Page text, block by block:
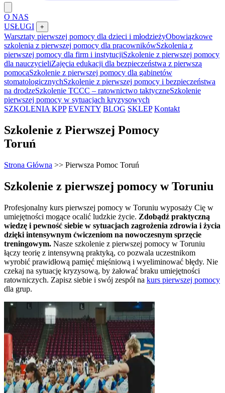
O NAS
USŁUGI
+
Warsztaty pierwszej pomocy dla dzieci i młodzieżyObowiązkowe
szkolenia z pierwszej pomocy dla pracownikówSzkolenia z
pierwszej pomocy dla firm i instytucjiSzkolenie z pierwszej pomocy
dla nauczycieliZajęcia edukacji dla bezpieczeństwa z pierwszą
pomocąSzkolenie z pierwszej pomocy dla gabinetów
stomatologicznychSzkolenie z pierwszej pomocy i bezpieczeństwa
na drodzeSzkolenie TCCC – ratownictwo taktyczneSzkolenie
pierwszej pomocy w sytuacjach kryzysowych
SZKOLENIA KPP EVENTY BLOG SKLEP Kontakt
Szkolenie z Pierwszej Pomocy
Toruń
Strona Główna >> Pierwsza Pomoc Toruń
Szkolenie z pierwszej pomocy w Toruniu
Profesjonalny kurs pierwszej pomocy w Toruniu wyposaży Cię w
umiejętności mogące ocalić ludzkie życie. Zdobądź praktyczną
wiedzę i pewność siebie w sytuacjach zagrożenia zdrowia i życia
dzięki intensywnym ćwiczeniom na nowoczesnym sprzęcie
treningowym. Nasze szkolenie z pierwszej pomocy w Toruniu
łączy teorię z intensywną praktyką, co pozwala uczestnikom
wyrobić prawidłową pamięć mięśniową i wyeliminować błędy. Nie
czekaj na sytuację kryzysową, by żałować braku umiejętności
ratowniczych. Zapisz siebie i swój zespół na kurs pierwszej pomocy
dla grup.